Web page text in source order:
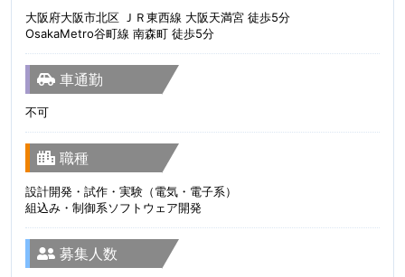
大阪府大阪市北区 ＪＲ東西線 大阪天満宮 徒歩5分
OsakaMetro谷町線 南森町 徒歩5分
車通勤
不可
職種
設計開発・試作・実験（電気・電子系）
組込み・制御系ソフトウェア開発
募集人数